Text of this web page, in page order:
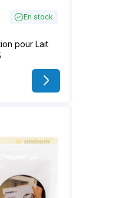
En stock
pour Lait